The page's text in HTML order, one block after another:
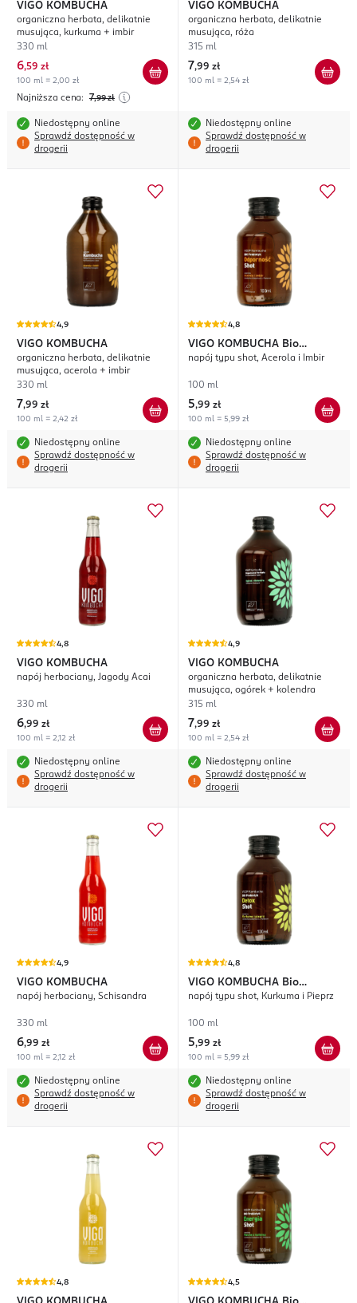
VIGO KOMBUCHA
organiczna herbata, delikatnie
musująca, kurkuma + imbir
330 ml
6,59 zł
100 ml = 2,00 zł
Najniższa cena: 7,99 zł
Niedostępny online
Sprawdź dostępność w
drogerii
VIGO KOMBUCHA
organiczna herbata, delikatnie
musująca, róża
315 ml
7,99 zł
100 ml = 2,54 zł
Niedostępny online
Sprawdź dostępność w
drogerii
4,9
VIGO KOMBUCHA
organiczna herbata, delikatnie
musująca, acerola + imbir
330 ml
7,99 zł
100 ml = 2,42 zł
Niedostępny online
Sprawdź dostępność w
drogerii
4,8
VIGO KOMBUCHA Bio
Probiotyk Odporność
napój typu shot, Acerola i Imbir
100 ml
5,99 zł
100 ml = 5,99 zł
Niedostępny online
Sprawdź dostępność w
drogerii
4,8
VIGO KOMBUCHA
napój herbaciany, Jagody Acai
330 ml
6,99 zł
100 ml = 2,12 zł
Niedostępny online
Sprawdź dostępność w
drogerii
4,9
VIGO KOMBUCHA
organiczna herbata, delikatnie
musująca, ogórek + kolendra
315 ml
7,99 zł
100 ml = 2,54 zł
Niedostępny online
Sprawdź dostępność w
drogerii
4,9
VIGO KOMBUCHA
napój herbaciany, Schisandra
330 ml
6,99 zł
100 ml = 2,12 zł
Niedostępny online
Sprawdź dostępność w
drogerii
4,8
VIGO KOMBUCHA Bio
Probiotyk Detox
napój typu shot, Kurkuma i Pieprz
100 ml
5,99 zł
100 ml = 5,99 zł
Niedostępny online
Sprawdź dostępność w
drogerii
4,8 4,5